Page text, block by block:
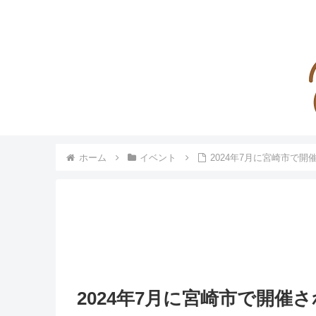
ホーム イベント 2024年7月に宮崎市で開
2024年7月に宮崎市で開催